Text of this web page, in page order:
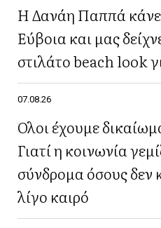
Η Δανάη Παππά
Εύβοια και μας
στιλάτο beach look
07.08.26
Όλοι έχουμε
Γιατί η κοινωνία
σύνδρομα όσους δεν
λίγο καιρό